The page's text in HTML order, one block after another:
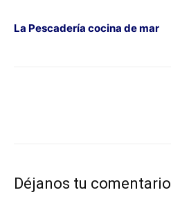
La Pescadería cocina de mar
Déjanos tu comentario